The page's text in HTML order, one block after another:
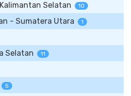
Selatan 10
- Sumatera Utara 1
Selatan 11
5